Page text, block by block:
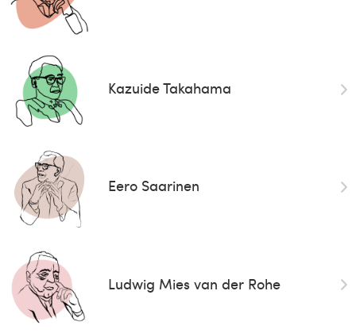
Kazuide Takahama
Eero Saarinen
Ludwig Mies van der Rohe